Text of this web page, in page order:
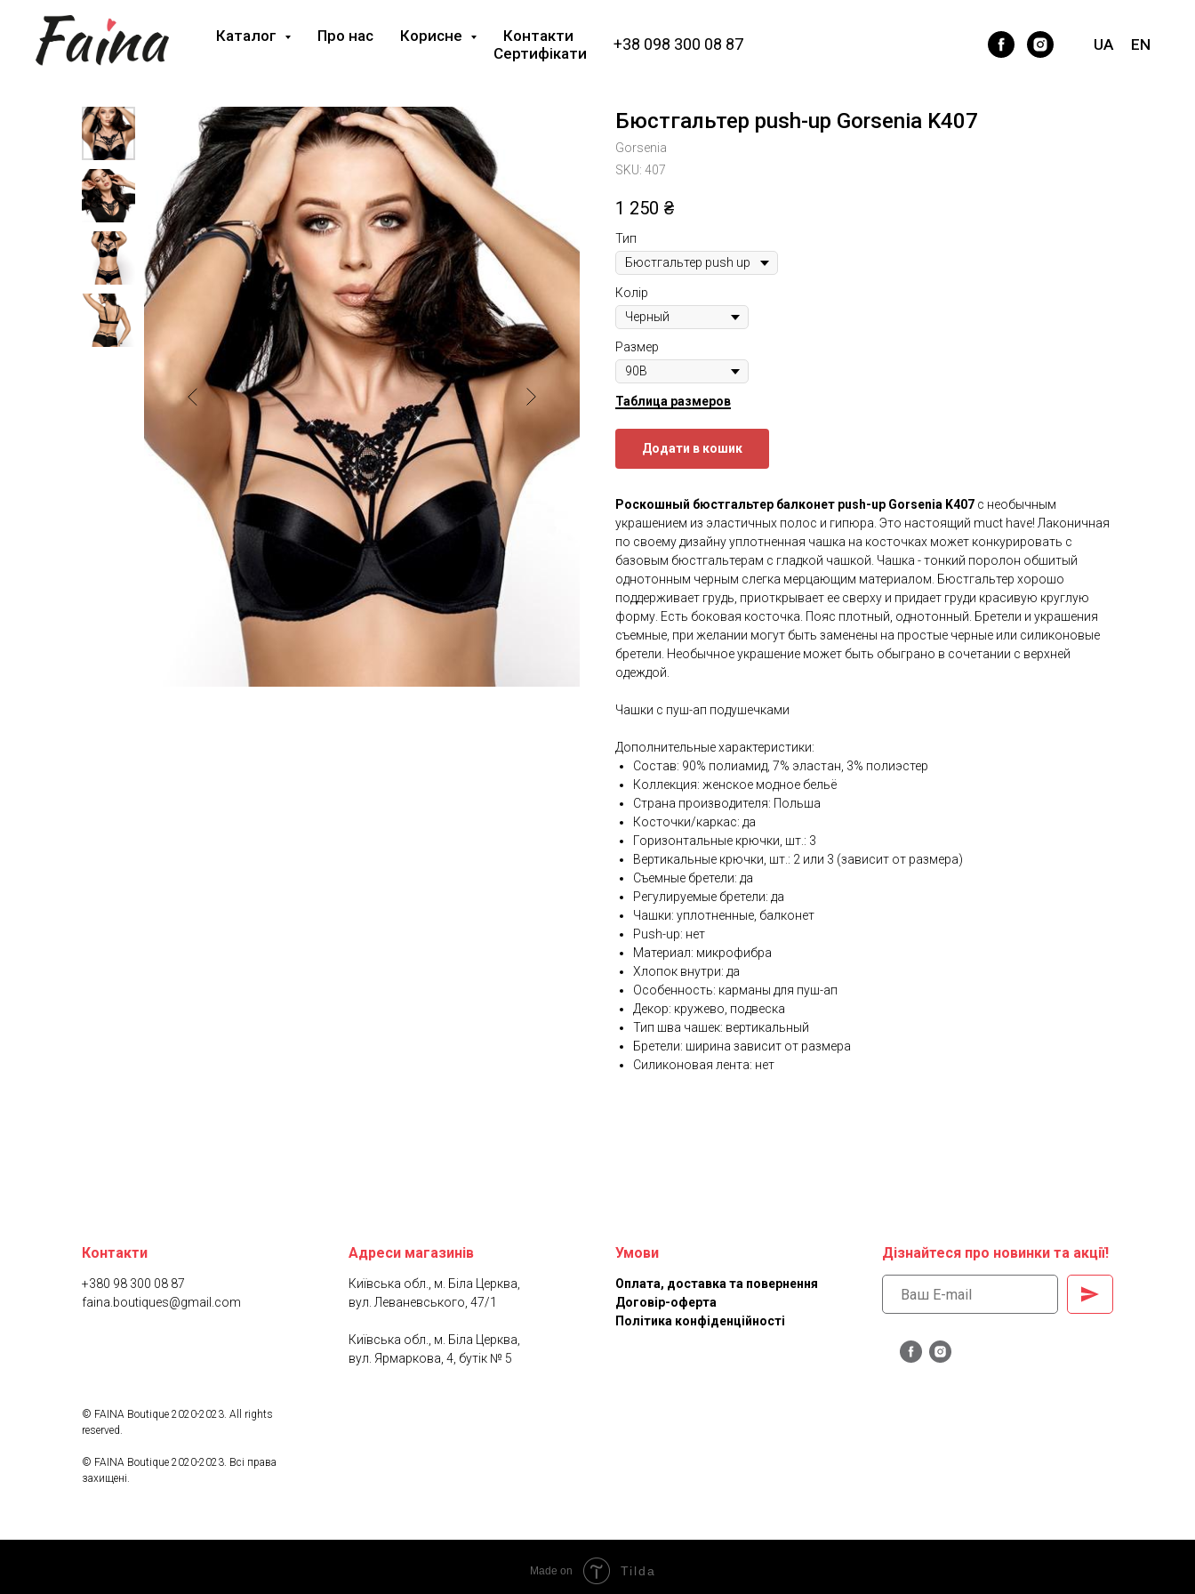
Каталог Про нас Корисне
Контакти
Сертифікати
+38 098 300 08 87 UA EN
Бюстгальтер push-up Gorsenia K407
Gorsenia
SKU: 407
1 250 ₴
Тип
Колір
Размер
Таблица размеров
Додати в кошик
Роскошный бюстгальтер балконет push-up Gorsenia K407 с необычным
украшением из эластичных полос и гипюра. Это настоящий muct have! Лаконичная
по своему дизайну уплотненная чашка на косточках может конкурировать с
базовым бюстгальтерам с гладкой чашкой. Чашка - тонкий поролон обшитый
однотонным черным слегка мерцающим материалом. Бюстгальтер хорошо
поддерживает грудь, приоткрывает ее сверху и придает груди красивую круглую
форму. Есть боковая косточка. Пояс плотный, однотонный. Бретели и украшения
съемные, при желании могут быть заменены на простые черные или силиконовые
бретели. Необычное украшение может быть обыграно в сочетании с верхней
одеждой.
Чашки с пуш-ап подушечками
Дополнительные характеристики:
Состав: 90% полиамид, 7% эластан, 3% полиэстер
Коллекция: женское модное бельё
Страна производителя: Польша
Косточки/каркас: да
Горизонтальные крючки, шт.: 3
Вертикальные крючки, шт.: 2 или 3 (зависит от размера)
Съемные бретели: да
Регулируемые бретели: да
Чашки: уплотненные, балконет
Push-up: нет
Материал: микрофибра
Хлопок внутри: да
Особенность: карманы для пуш-ап
Декор: кружево, подвеска
Тип шва чашек: вертикальный
Бретели: ширина зависит от размера
Силиконовая лента: нет
Контакти
+380 98 300 08 87
faina.boutiques@gmail.com
Адреси магазинів
Київська обл., м. Біла Церква,
вул. Леваневського, 47/1
Київська обл., м. Біла Церква,
вул. Ярмаркова, 4, бутік № 5
Умови
Оплата, доставка та повернення
Договір-оферта
Політика конфіденційності
Дізнайтеся про новинки та акції!
© FAINA Boutique 2020-2023. All rights
reserved.
© FAINA Boutique 2020-2023. Всі права
захищені.
Made on Tilda